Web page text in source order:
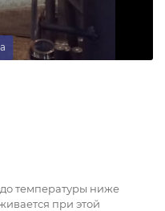
температуры ниже
при этой